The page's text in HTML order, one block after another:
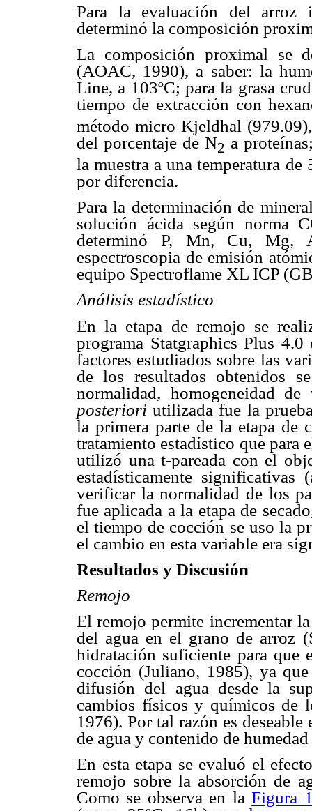
Para la evaluación del arroz
determinó la composición
La composición proximal se
(AOAC, 1990), a saber: la
Line, a 103ºC; para la grasa
tiempo de extracción con
método micro Kjeldhal
del porcentaje de N2 a
la muestra a una temperatura
por diferencia.
Para la determinación de
solución ácida según norma
determinó P, Mn, Cu,
espectroscopia de emisión
equipo Spectroflame XL ICP
Análisis estadístico
En la etapa de remojo se
programa Statgraphics Plus
factores estudiados sobre las
de los resultados obtenidos
normalidad, homogeneidad
posterioriutilizada fue la
la primera parte de la etapa de
tratamiento estadístico que para
utilizó una t-pareada con el
estadísticamente significativas (
verificar la normalidad de los
fue aplicada a la etapa de
el tiempo de cocción se uso la
el cambio en esta variable era
Resultados y Discusión
Remojo
El remojo permite incrementar
del agua en el grano de arroz
hidratación suficiente para que
cocción (Juliano, 1985), ya
difusión del agua desde la
cambios físicos y químicos de
1976). Por tal razón es
de agua y contenido de
En esta etapa se evaluó el
remojo sobre la absorción de
Como se observa en laFigura